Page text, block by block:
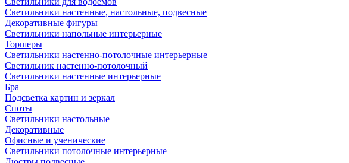
Светильники настенные, настольные, подвесные
Декоративные фигуры
Светильники напольные интерьерные
Торшеры
Светильники настенно-потолочные интерьерные
Светильник настенно-потолочный
Светильники настенные интерьерные
Бра
Подсветка картин и зеркал
Споты
Светильники настольные
Декоративные
Офисные и ученические
Светильники потолочные интерьерные